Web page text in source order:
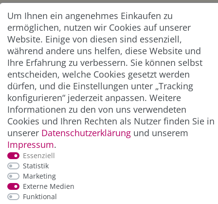
Abonnieren
** Hierbei handelt es sich um ein Pflichtfeld.
ZAHLUNG & VERSAND
*Alle Preise inkl. der gesetzl. MwSt. zzgl.
und Versandkosten
Um Ihnen ein angenehmes Einkaufen zu
ermöglichen, nutzen wir Cookies auf unserer
Website. Einige von diesen sind essenziell,
während andere uns helfen, diese Website und
Ihre Erfahrung zu verbessern. Sie können selbst
entscheiden, welche Cookies gesetzt werden
dürfen, und die Einstellungen unter „Tracking
konfigurieren“ jederzeit anpassen. Weitere
Informationen zu den von uns verwendeten
Cookies und Ihren Rechten als Nutzer finden Sie in
unserer Daten­schutz­erklärung und unserem
Impressum.
Essenziell
Statistik
Marketing
Externe Medien
Funktional